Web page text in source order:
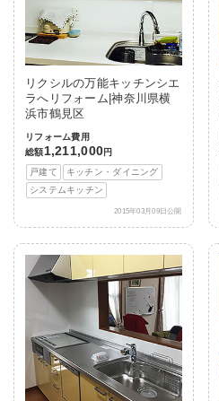
リクシルの万能キッチンシエ
ラへリフォーム|神奈川県横
浜市鶴見区
リフォーム費用
総額1,211,000円
戸建て
キッチン・ダイニング
システムキッチン
2015年03月09日公開